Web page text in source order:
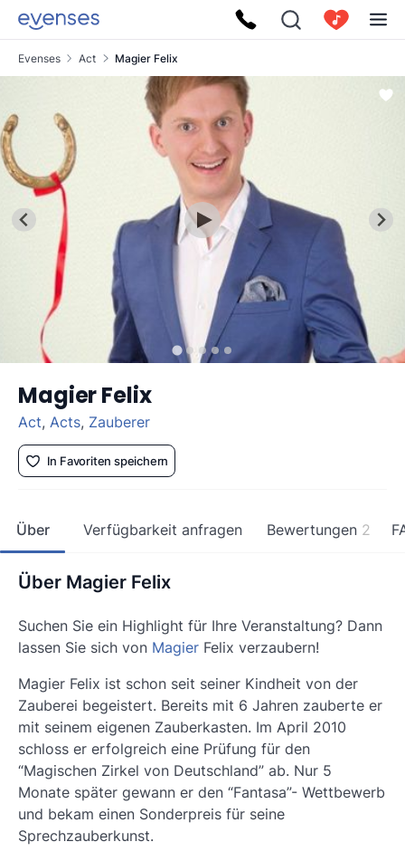
Evenses Act Magier Felix
Magier Felix
Act, Acts, Zauberer
In Favoriten speichern
Über Verfügbarkeit anfragen Bewertungen 2
Über Magier Felix
Suchen Sie ein Highlight für Ihre Veranstaltung? Dann
lassen Sie sich von Magier Felix verzaubern!
Magier Felix ist schon seit seiner Kindheit von der
Zauberei begeistert. Bereits mit 6 Jahren zauberte er
mit seinem eigenen Zauberkasten. Im April 2010
schloss er erfolgreich eine Prüfung für den
“Magischen Zirkel von Deutschland” ab. Nur 5
Monate später gewann er den “Fantasa”- Wettbewerb
und bekam einen Sonderpreis für seine
Sprechzauberkunst.